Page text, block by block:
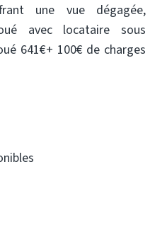
une vue dégagée,
avec locataire sous
641€+ 100€ de charges